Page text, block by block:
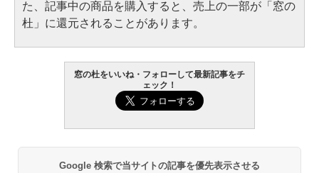
た、記事中の商品を購入すると、売上の一部が「窓の
杜」に還元されることがあります。
窓の杜をいいね・フォローして最新記事をチ
ェック！
Google 検索で当サイトの記事を優先表示させる